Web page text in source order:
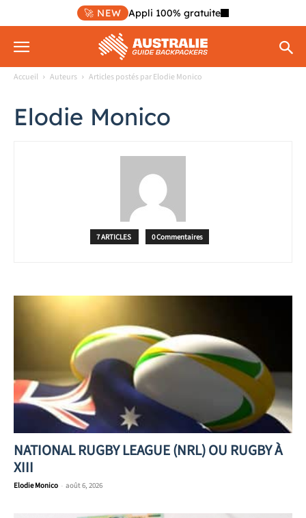
🚀 NEW Appli 100% gratuite
Accueil Auteurs Articles postés par Elodie Monico
Elodie Monico
7 ARTICLES 0 Commentaires
NATIONAL RUGBY LEAGUE (NRL) OU RUGBY À
XIII
Elodie Monico - août 6, 2026